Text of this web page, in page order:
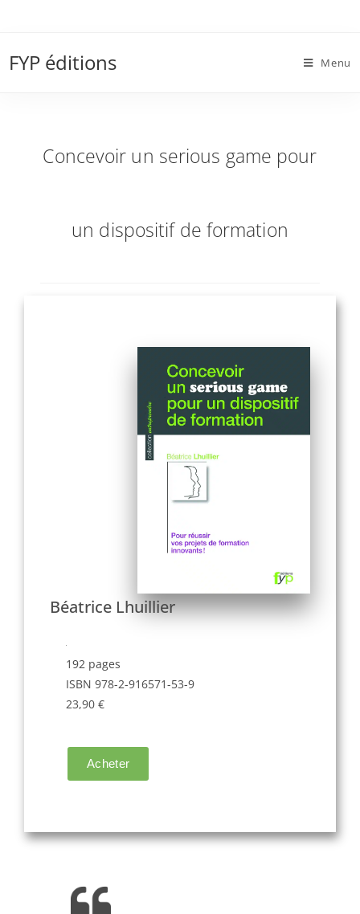
FYP éditions Menu
de formation
Concevoir un serious game pour
un dispositif de formation
Béatrice Lhuillier
192 pages
ISBN 978-2-916571-53-9
23,90 €